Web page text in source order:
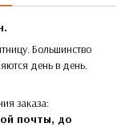
Большинство
день в день.
заказа:
почты, до